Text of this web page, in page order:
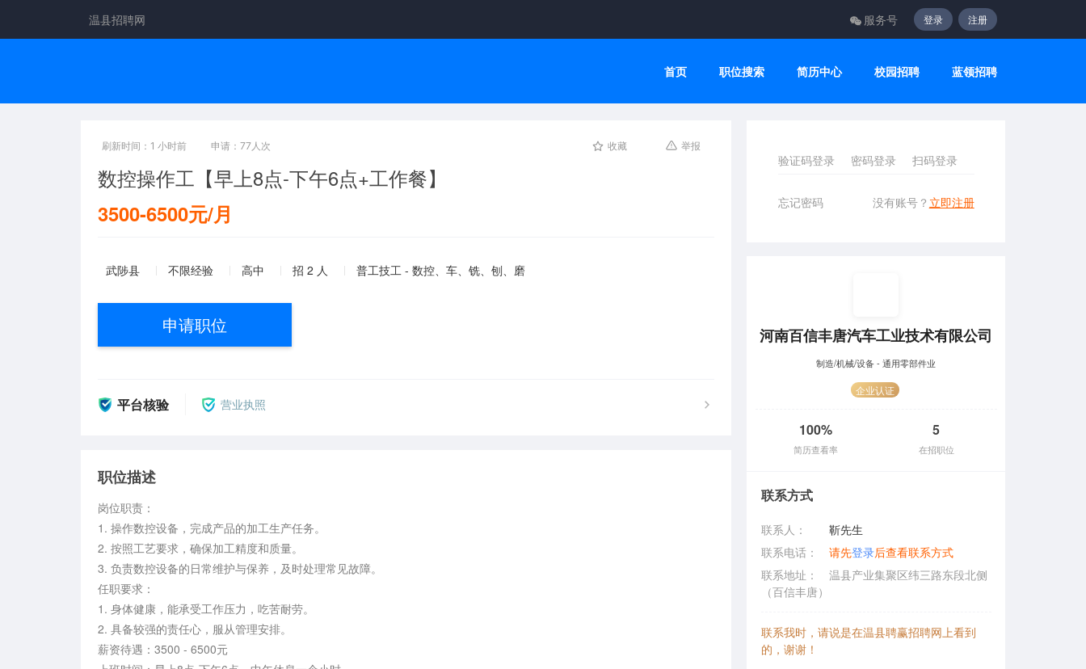
温县招聘网 服务号 登录 注册
首页 职位搜索 简历中心 校园招聘 蓝领招聘
刷新时间：1 小时前 申请：77人次 收藏 举报
数控操作工【早上8点-下午6点+工作餐】
3500-6500元/月
武陟县 不限经验 高中 招 2 人 普工技工 - 数控、车、铣、刨、磨
申请职位
平台核验 营业执照
职位描述
岗位职责：
1. 操作数控设备，完成产品的加工生产任务。
2. 按照工艺要求，确保加工精度和质量。
3. 负责数控设备的日常维护与保养，及时处理常见故障。
任职要求：
1. 身体健康，能承受工作压力，吃苦耐劳。
2. 具备较强的责任心，服从管理安排。
薪资待遇：3500 - 6500元
验证码登录 密码登录 扫码登录
忘记密码 没有账号？ 立即注册
河南百信丰唐汽车工业技术有限公司
制造/机械/设备 - 通用零部件业
企业认证
100%
简历查看率
5
在招职位
联系方式
联系人：
靳先生
联系电话：
请先登录后查看联系方式
联系地址：
温县产业集聚区纬三路东段北侧
（百信丰唐）
联系我时，请说是在温县聘赢招聘网上看到
的，谢谢！